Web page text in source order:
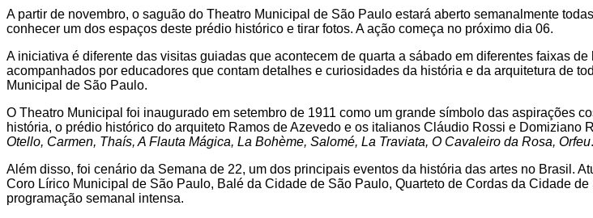
A partir de novembro, o saguão do Theatro Municipal de São Paulo estará aberto semanalmente
conhecer um dos espaços deste prédio histórico e tirar fotos. A ação começa no próximo dia 06.
A iniciativa é diferente das visitas guiadas que acontecem de quarta a sábado em diferentes faixas
acompanhados por educadores que contam detalhes e curiosidades da história e da arquitetura de
Municipal de São Paulo.
O Theatro Municipal foi inaugurado em setembro de 1911 como um grande símbolo das aspirações
história, o prédio histórico do arquiteto Ramos de Azevedo e os italianos Cláudio Rossi e
Otello, Carmen, Thaís, A Flauta Mágica, La Bohème, Salomé, La Traviata, O Cavaleiro da Rosa, Orfeu.
Além disso, foi cenário da Semana de 22, um dos principais eventos da história das artes no Brasil.
Coro Lírico Municipal de São Paulo, Balé da Cidade de São Paulo, Quarteto de Cordas da Cidade
programação semanal intensa.